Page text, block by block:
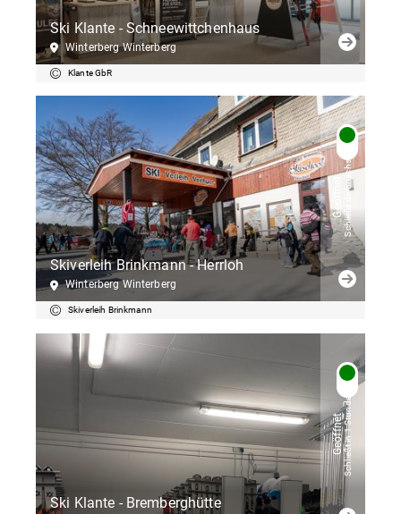
Ski Klante - Schneewittchenhaus
Winterberg Winterberg
Klante GbR
Skiverleih Brinkmann - Herrloh
Winterberg Winterberg
Schließt demnächst
Skiverleih Brinkmann
Ski Klante - Bremberghütte
GeöffnetSchließt in 1 Stunden